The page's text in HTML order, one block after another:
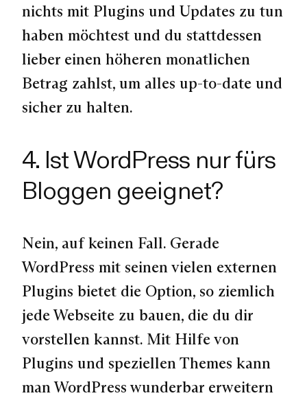
nichts mit Plugins und Updates zu tun
haben möchtest und du stattdessen
lieber einen höheren monatlichen
Betrag zahlst, um alles up-to-date und
sicher zu halten.
4. Ist WordPress nur fürs
Bloggen geeignet?
Nein, auf keinen Fall. Gerade
WordPress mit seinen vielen externen
Plugins bietet die Option, so ziemlich
jede Webseite zu bauen, die du dir
vorstellen kannst. Mit Hilfe von
Plugins und speziellen Themes kann
man WordPress wunderbar erweitern